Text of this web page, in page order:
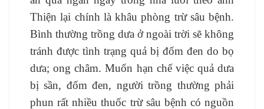
Thiện lại chính là khâu phòng trừ sâu bệnh.
Bình thường trồng dưa ở ngoài trời sẽ không
tránh được tình trạng quả bị đốm đen do bọ
dưa; ong châm. Muốn hạn chế việc quả dưa
bị sần, đốm đen, người trồng thường phải
phun rất nhiều thuốc trừ sâu bệnh có nguồn